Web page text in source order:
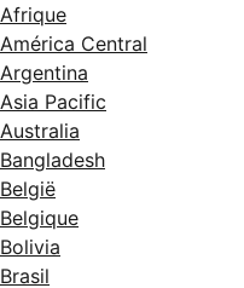
Afrique
América Central
Argentina
Asia Pacific
Australia
Bangladesh
België
Belgique
Bolivia
Brasil